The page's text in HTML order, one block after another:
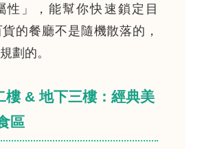
性」，能幫你快速鎖定目
的餐廳不是隨機散落的，
劃的。
樓 & 地下三樓：經典美
區